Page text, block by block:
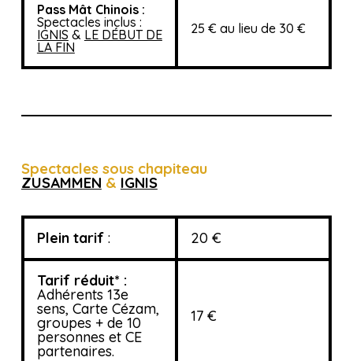
Pass Mât Chinois :
Spectacles inclus :
IGNIS & LE DÉBUT DE
LA FIN
25 € au lieu de 30 €
Spectacles sous chapiteau
ZUSAMMEN & IGNIS
Plein tarif: 20 €
Tarif réduit* :
Adhérents 13e
sens, Carte Cézam,
groupes + de 10
personnes et CE
partenaires.
17 €